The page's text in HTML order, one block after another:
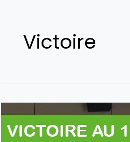
Victoire